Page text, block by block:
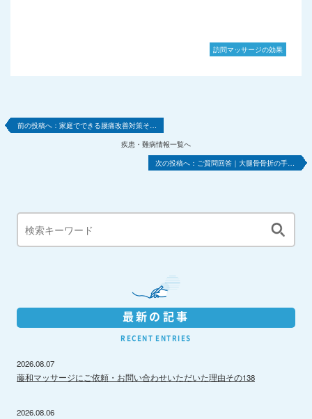
訪問マッサージの効果
家庭でできる腰痛改善対策そ…
疾患・難病情報一覧へ
ご質問回答｜大腿骨骨折の手…
最新の記事
RECENT ENTRIES
2026.08.07
藤和マッサージにご依頼・お問い合わせいただいた理由その138
2026.08.06